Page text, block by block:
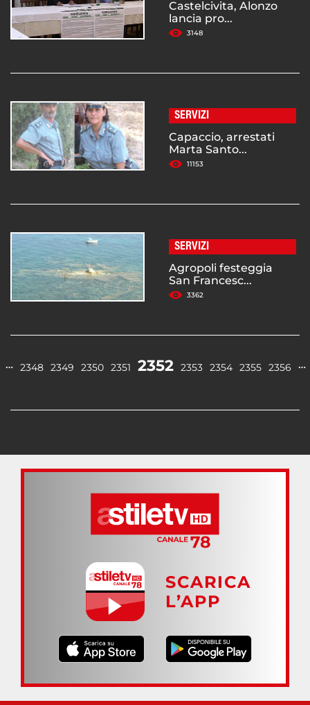
Castelcivita, Alonzo
lancia pro...
3148
SERVIZI
Capaccio, arrestati
Marta Santo...
11153
SERVIZI
Agropoli festeggia
San Francesc...
3362
… 2348 2349 2350 2351 2352 2353 2354 2355 2356 …
SCARICA
L’APP